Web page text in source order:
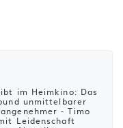
im Heimkino: Das
unmittelbarer
- Timo
Leidenschaft